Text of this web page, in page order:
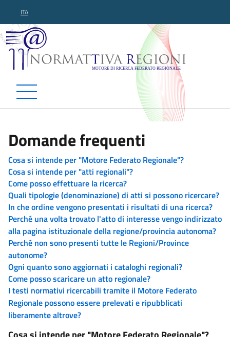
ITA
Normattiva Regioni -
Domande frequenti
Cosa si intende per "Motore Federato Regionale"?
Cosa si intende per "atti regionali"?
Come posso effettuare la ricerca?
Quali tipologie (denominazione) di atti si possono ricercare?
In che ordine vengono presentati i risultati di una ricerca?
Perché una volta trovato l'atto di interesse vengo indirizzato
alla pagina istituzionale della regione/provincia autonoma?
Perché non sono presenti tutte le Regioni/Province
autonome?
Ogni quanto sono aggiornati i cataloghi regionali?
Come posso scaricare un atto regionale?
I testi normativi ricercabili tramite il Motore Federato
Regionale possono essere prelevati e ripubblicati
liberamente altrove?